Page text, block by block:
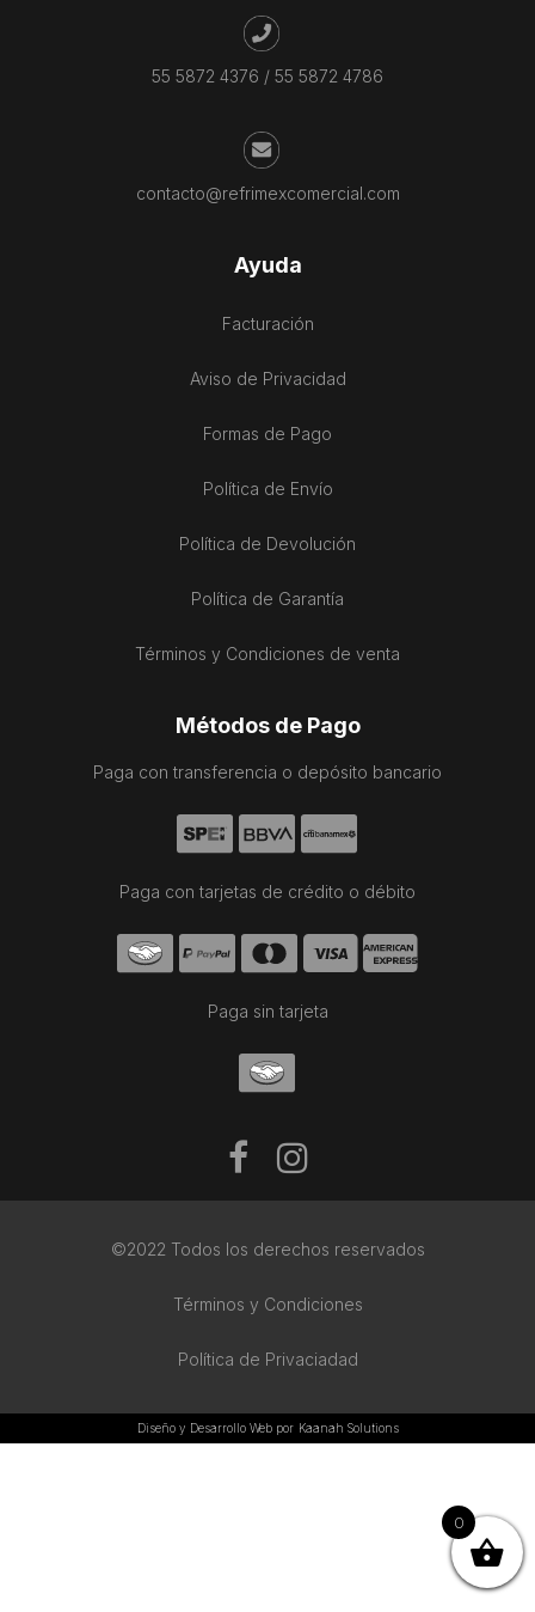
55 5872 4376 / 55 5872 4786
contacto@refrimexcomercial.com
Ayuda
Facturación
Aviso de Privacidad
Formas de Pago
Política de Envío
Política de Devolución
Política de Garantía
Términos y Condiciones de venta
Métodos de Pago
Paga con transferencia o depósito bancario
Paga con tarjetas de crédito o débito
Paga sin tarjeta
©2022 Todos los derechos reservados
Términos y Condiciones
Política de Privaciadad
Diseño y Desarrollo Web por Kaanah Solutions
0